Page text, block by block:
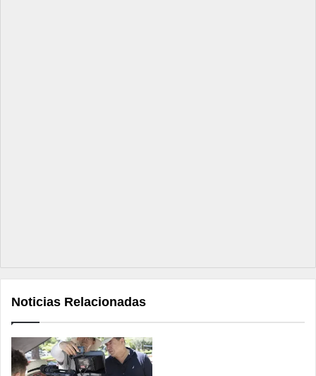
Noticias Relacionadas